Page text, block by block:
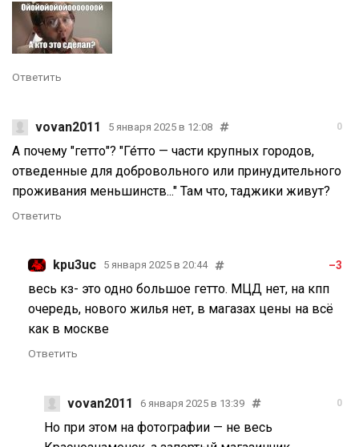
Ответить
vovan2011 5 января 2025 в 12:08 0
А почему "гетто"? "Ге́тто — части крупных городов,
отведенные для добровольного или принудительного
проживания меньшинств..." Там что, таджики живут?
Ответить
kpu3uc 5 января 2025 в 20:44 –3
весь кз- это одно большое гетто. МЦД нет, на кпп
очередь, нового жилья нет, в магазах цены на всё
как в москве
Ответить
vovan2011 6 января 2025 в 13:39 0
Но при этом на фотографии — не весь